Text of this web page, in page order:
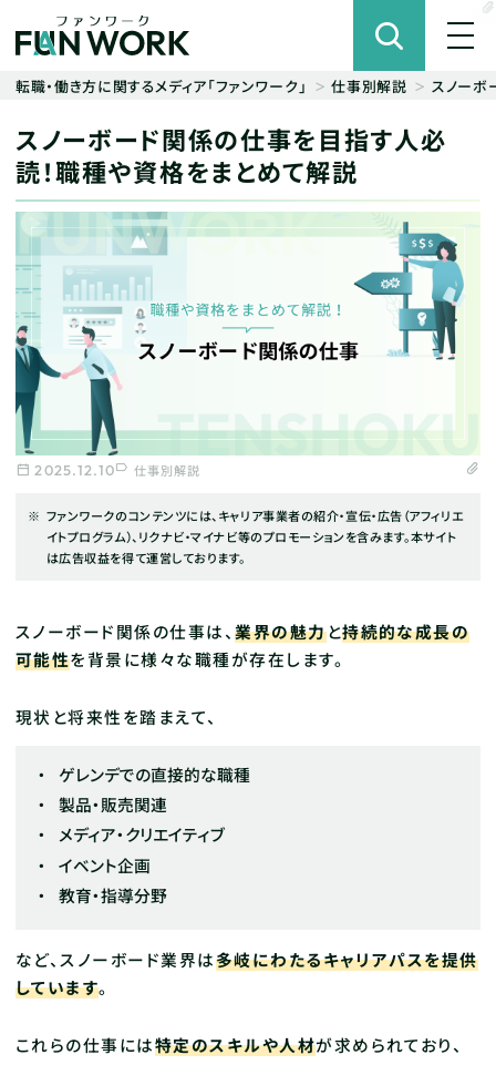
転職・働き方に関するメディア「ファンワーク」 仕事別解説 スノーボ
スノーボード関係の仕事を目指す人必
読！職種や資格をまとめて解説
2025.12.10 仕事別解説
ファンワークのコンテンツには、キャリア事業者の紹介・宣伝・広告（アフィリエ
イトプログラム）、リクナビ・マイナビ等のプロモーションを含みます。本サイト
は広告収益を得て運営しております。
スノーボード関係の仕事は、業界の魅力と持続的な成長の
可能性を背景に様々な職種が存在します。
現状と将来性を踏まえて、
ゲレンデでの直接的な職種
製品・販売関連
メディア・クリエイティブ
イベント企画
教育・指導分野
など、スノーボード業界は多岐にわたるキャリアパスを提供
しています。
これらの仕事には特定のスキルや人材が求められており、